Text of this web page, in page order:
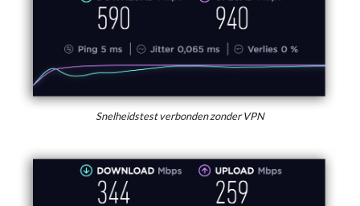
Snelheidstest verbonden zonder VPN